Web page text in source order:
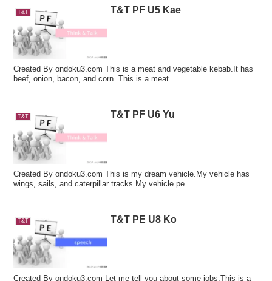
T&T T&T PF U5 Kae
Created By ondoku3.com This is a meat and vegetable kebab.It has
beef, onion, bacon, and corn. This is a meat ...
T&T T&T PF U6 Yu
Created By ondoku3.com This is my dream vehicle.My vehicle has
wings, sails, and caterpillar tracks.My vehicle pe...
T&T T&T PE U8 Ko
Created By ondoku3.com Let me tell you about some jobs.This is a